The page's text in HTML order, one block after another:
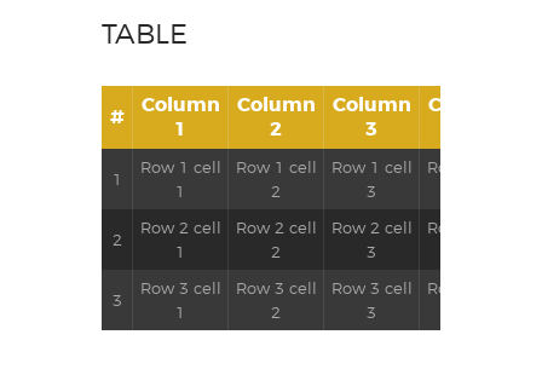
TABLE
#
Column
1
Column
2
Column
3
Column
1
Row 1 cell
1
Row 1 cell
2
Row 1 cell
3
Row 1 cell
2
Row 2 cell
1
Row 2 cell
2
Row 2 cell
3
Row 2 cell
3
Row 3 cell
1
Row 3 cell
2
Row 3 cell
3
Row 3 cell